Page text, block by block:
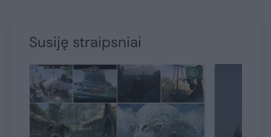
Susiję straipsniai